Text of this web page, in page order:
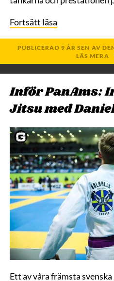
Fortsätt läsa
PUBLICERAD 9 ÅR SEN AV
LÄS MERA
Inför PanAms:
Jitsu med
Ett av våra främsta